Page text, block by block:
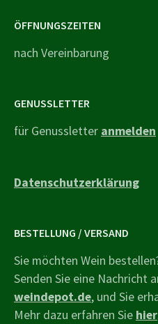
ÖFFNUNGSZEITEN
nach Vereinbarung
GENUSSLETTER
für Genussletter anmelden
Datenschutzerklärung
BESTELLUNG / VERSAND
Sie möchten Wein
Senden Sie eine Nachricht
weindepot.de, und Sie
Mehr dazu erfahren Sie hier